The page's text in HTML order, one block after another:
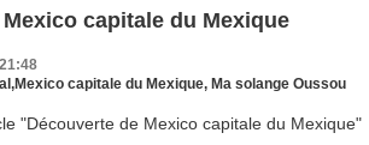
capitale du Mexique
capitale du Mexique, Ma solange Oussou